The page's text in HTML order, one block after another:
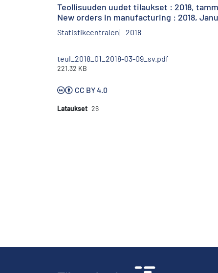
Teollisuuden uudet tilaukset : 2018,
New orders in manufacturing : 2018,
Statistikcentralen 2018
teul_2018_01_2018-03-09_sv.pdf
221.32 KB
CC BY 4.0
Lataukset 26